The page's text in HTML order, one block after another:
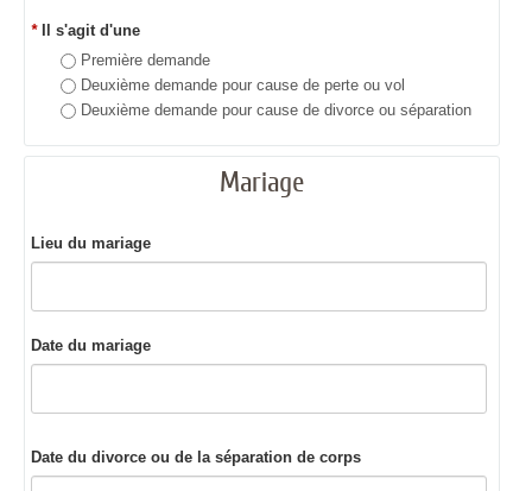
*Il s'agit d'une
Première demande
Deuxième demande pour cause de perte ou vol
Deuxième demande pour cause de divorce ou séparation
Mariage
Lieu du mariage
Date du mariage
Date du divorce ou de la séparation de corps